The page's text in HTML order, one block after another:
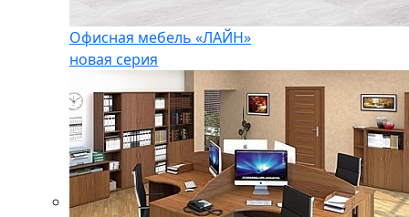
Офисная мебель «ЛАЙН»
новая серия